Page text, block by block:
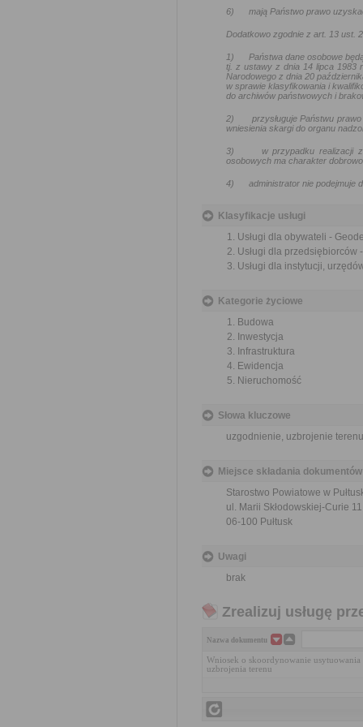
6) mają Państwo prawo
Dodatkowo zgodnie z art. 13 ust.
1) Państwa dane osobowe
tj. z ustawy z dnia 14 lipca 1983
Narodowego z dnia 20
w sprawie klasyfikowania i
do archiwów państwowych i
2) przysługuje Państwu
wniesienia skargi do organu
3) w przypadku realizacji
osobowych ma charakter
4) administrator nie podejmuje
Klasyfikacje usługi
Usługi dla obywateli -
Usługi dla
Usługi dla instytucji,
Kategorie życiowe
Budowa
Inwestycja
Infrastruktura
Ewidencja
Nieruchomość
Słowa kluczowe
uzgodnienie, uzbrojenie terenu
Miejsce składania dokumentów
Starostwo Powiatowe w
ul. Marii Skłodowskiej-Curie 11
06-100 Pułtusk
Uwagi
brak
Zrealizuj usługę
Nazwa dokumentu
Wniosek o skoordynowanie
uzbrojenia terenu